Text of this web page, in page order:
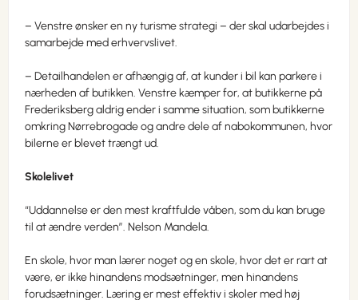
– Venstre ønsker en ny turisme strategi – der skal udarbejdes i
samarbejde med erhvervslivet.
– Detailhandelen er afhængig af, at kunder i bil kan parkere i
nærheden af butikken. Venstre kæmper for, at butikkerne på
Frederiksberg aldrig ender i samme situation, som butikkerne
omkring Nørrebrogade og andre dele af nabokommunen, hvor
bilerne er blevet trængt ud.
Skolelivet
“Uddannelse er den mest kraftfulde våben, som du kan bruge
til at ændre verden”. Nelson Mandela.
En skole, hvor man lærer noget og en skole, hvor det er rart at
være, er ikke hinandens modsætninger, men hinandens
forudsætninger. Læring er mest effektiv i skoler med høj